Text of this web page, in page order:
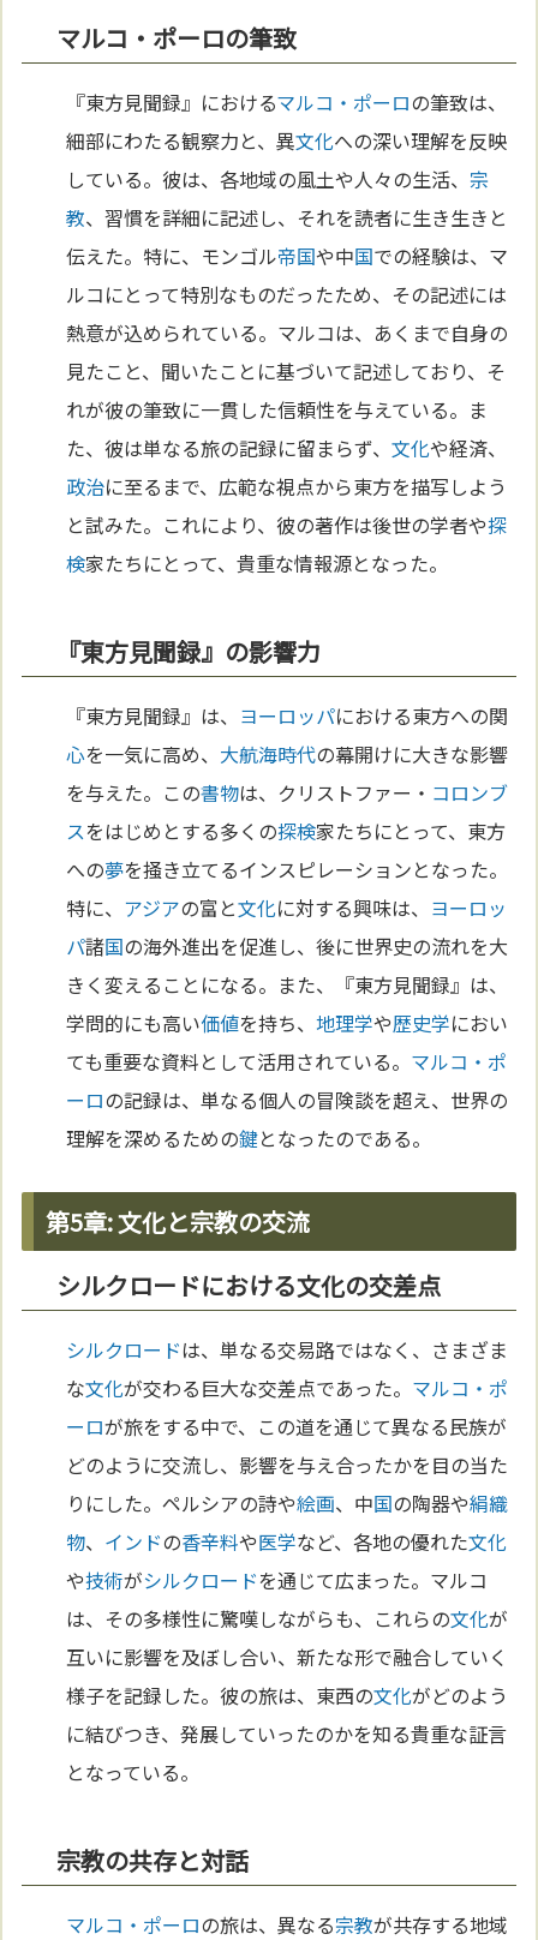
マルコ・ポーロの筆致
『東方見聞録』におけるマルコ・ポーロの筆致は、
細部にわたる観察力と、異文化への深い理解を反映
している。彼は、各地域の風土や人々の生活、 宗
教、習慣を詳細に記述し、それを読者に生き生きと
伝えた。特に、モンゴル帝国や中国での経験は、マ
ルコにとって特別なものだったため、その記述には
熱意が込められている。マルコは、あくまで自身の
見たこと、聞いたことに基づいて記述しており、そ
れが彼の筆致に一貫した信頼性を与えている。ま
た、彼は単なる旅の記録に留まらず、文化や経済、
政治に至るまで、広範な視点から東方を描写しよう
と試みた。これにより、彼の著作は後世の学者や探
検家たちにとって、貴重な情報源となった。
『東方見聞録』の影響力
『東方見聞録』は、 ヨーロッパにおける東方への関
心を一気に高め、 大航海時代の幕開けに大きな影響
を与えた。この書物は、クリストファー・ コロンブ
スをはじめとする多くの探検家たちにとって、東方
への夢を掻き立てるインスピレーションとなった。
特に、 アジアの富と文化に対する興味は、 ヨーロッ
パ諸国の海外進出を促進し、後に世界史の流れを大
きく変えることになる。また、『東方見聞録』は、
学問的にも高い価値を持ち、地理学や歴史学におい
ても重要な資料として活用されている。 マルコ・ポ
ーロの記録は、単なる個人の冒険談を超え、世界の
理解を深めるための鍵となったのである。
第5章: 文化と宗教の交流
シルクロードにおける文化の交差点
シルクロードは、単なる交易路ではなく、さまざま
な文化が交わる巨大な交差点であった。 マルコ・ポ
ーロが旅をする中で、この道を通じて異なる民族が
どのように交流し、影響を与え合ったかを目の当た
りにした。ペルシアの詩や絵画、中国の陶器や絹織
物、 インドの香辛料や医学など、各地の優れた文化
や技術がシルクロードを通じて広まった。マルコ
は、その多様性に驚嘆しながらも、これらの文化が
互いに影響を及ぼし合い、新たな形で融合していく
様子を記録した。彼の旅は、東西の文化がどのよう
に結びつき、発展していったのかを知る貴重な証言
となっている。
宗教の共存と対話
マルコ・ポーロの旅は、異なる宗教が共存する地域